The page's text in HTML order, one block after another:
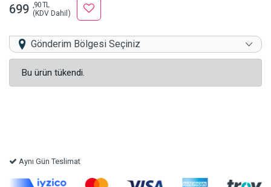
699 ,90 TL
(KDV Dahil)
Gönderim Bölgesi Seçiniz
Bu ürün tükendi.
Aynı Gün Teslimat